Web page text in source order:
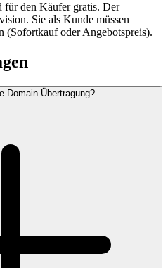
für den Käufer gratis. Der
Sie als Kunde müssen
(Sofortkauf oder Angebotspreis).
Domain Übertragung?